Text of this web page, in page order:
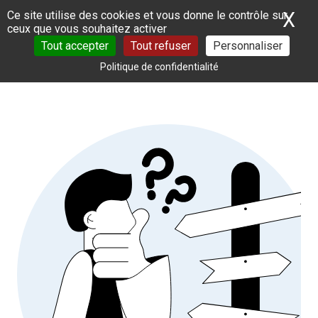
Panneau de gestion des cookies
Ce site utilise des cookies et vous donne le contrôle sur
ceux que vous souhaitez activer
Tout accepter
Tout refuser Personnaliser
Politique de confidentialité
X